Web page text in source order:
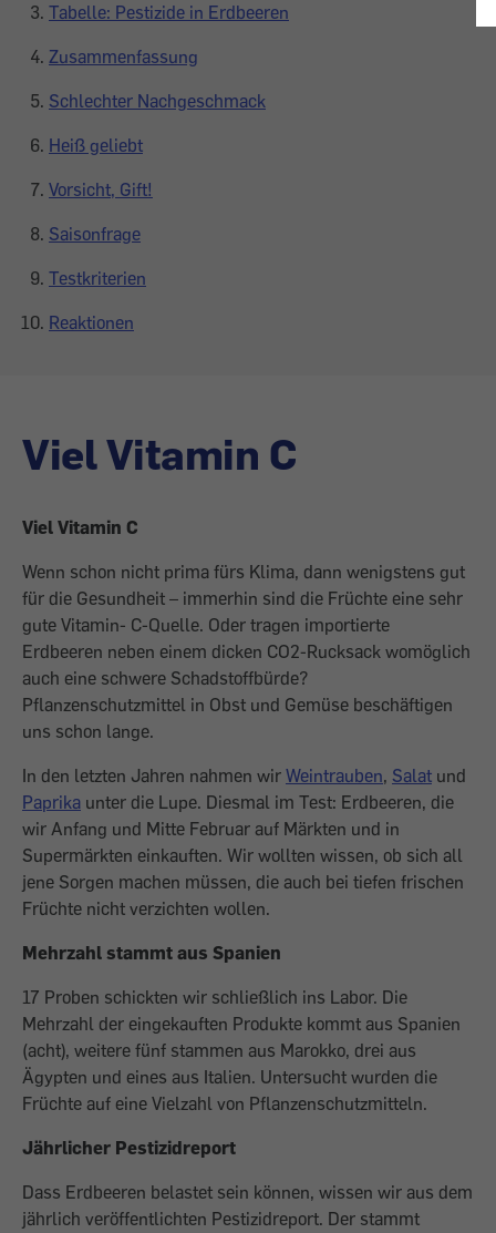
Tabelle: Pestizide in Erdbeeren
Zusammenfassung
Schlechter Nachgeschmack
Heiß geliebt
Vorsicht, Gift!
Saisonfrage
Testkriterien
Reaktionen
Viel Vitamin C
Viel Vitamin C
Wenn schon nicht prima fürs Klima, dann wenigstens gut
für die Gesundheit – immerhin sind die Früchte eine sehr
gute Vitamin- C-Quelle. Oder tragen importierte
Erdbeeren neben einem dicken CO2-Rucksack womöglich
auch eine schwere Schadstoffbürde?
Pflanzenschutzmittel in Obst und Gemüse beschäftigen
uns schon lange.
In den letzten Jahren nahmen wir Weintrauben, Salat und
Paprika unter die Lupe. Diesmal im Test: Erdbeeren, die
wir Anfang und Mitte Februar auf Märkten und in
Supermärkten einkauften. Wir wollten wissen, ob sich all
jene Sorgen machen müssen, die auch bei tiefen frischen
Früchte nicht verzichten wollen.
Mehrzahl stammt aus Spanien
17 Proben schickten wir schließlich ins Labor. Die
Mehrzahl der eingekauften Produkte kommt aus Spanien
(acht), weitere fünf stammen aus Marokko, drei aus
Ägypten und eines aus Italien. Untersucht wurden die
Früchte auf eine Vielzahl von Pflanzenschutzmitteln.
Jährlicher Pestizidreport
Dass Erdbeeren belastet sein können, wissen wir aus dem
jährlich veröffentlichten Pestizidreport. Der stammt